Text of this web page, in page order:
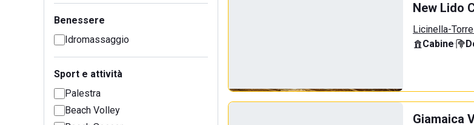
Benessere
Idromassaggio
Sport e attività
Palestra
Beach Volley
New Lido
Licinella-
Cabine·
Giamaica